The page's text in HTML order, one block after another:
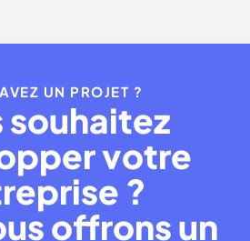
UN PROJET ?
souhaitez
votre
?
offrons un